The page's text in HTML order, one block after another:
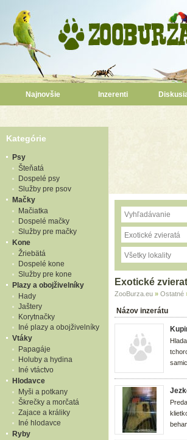
Najnovšie Inzerenti
Kategórie
Psy
Šteňatá
Dospelé psy
Služby pre psov
Mačky
Mačiatka
Dospelé mačky
Služby pre mačky
Kone
Žriebätá
Dospelé kone
Služby pre kone
Plazy a obojživelníky
Hady
Jaštery
Korytnačky
Iné plazy a obojživelníky
Vtáky
Papagáje
Holuby a hydina
Iné vtáctvo
Hlodavce
Myši a potkany
Škrečky a morčatá
Zajace a králiky
Iné hlodavce
Ryby
Exotické zvieratá
Všetky lokality
Exotické
ZooBurza.eu » Ostatné
Názov inzerátu